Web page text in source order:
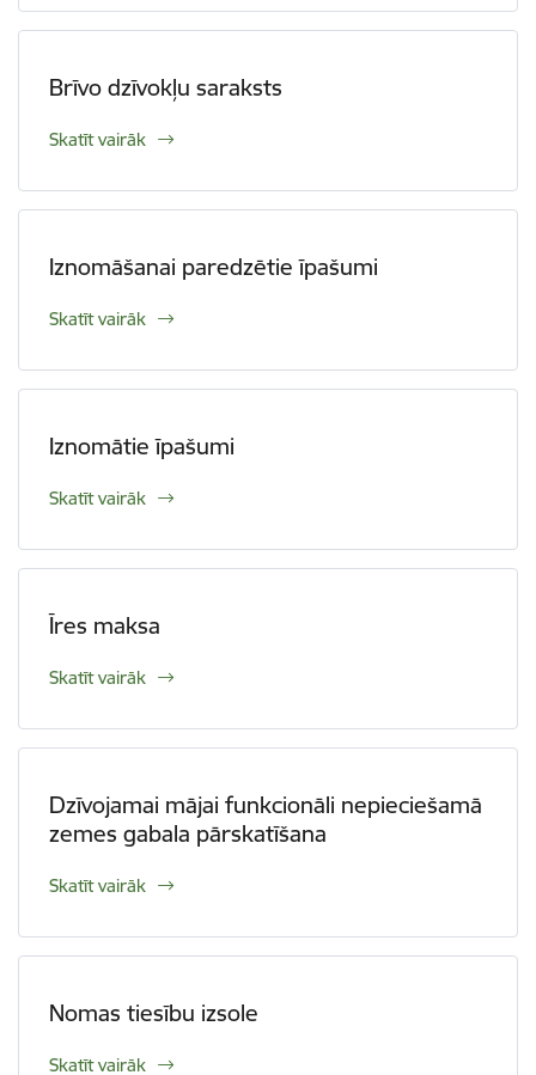
Brīvo dzīvokļu saraksts
Skatīt vairāk
Iznomāšanai paredzētie īpašumi
Skatīt vairāk
Iznomātie īpašumi
Skatīt vairāk
Īres maksa
Skatīt vairāk
Dzīvojamai mājai funkcionāli nepieciešamā
zemes gabala pārskatīšana
Skatīt vairāk
Nomas tiesību izsole
Skatīt vairāk